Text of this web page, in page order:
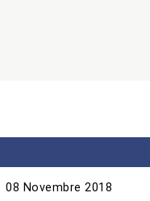
08 Novembre 2018